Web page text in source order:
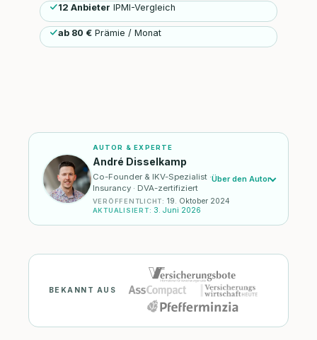
12 Anbieter IPMI-Vergleich
ab 80 € Prämie / Monat
AUTOR & EXPERTE
André Disselkamp
Co-Founder & IKV-Spezialist ·
Insurancy · DVA-zertifiziert
VERÖFFENTLICHT: 19. Oktober 2024
AKTUALISIERT: 3. Juni 2026
Über den Autor
BEKANNT AUS